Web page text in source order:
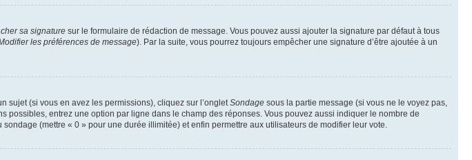
sa signature sur le formulaire de rédaction de message. Vous pouvez aussi ajouter la signature par défaut à tous
les préférences de message). Par la suite, vous pourrez toujours empêcher une signature d’être ajoutée à un
sujet (si vous en avez les permissions), cliquez sur l’ongletSondage sous la partie message (si vous ne le voyez pas,
entrez une option par ligne dans le champ des réponses. Vous pouvez aussi indiquer le nombre de
(mettre « 0 » pour une durée illimitée) et enfin permettre aux utilisateurs de modifier leur vote.